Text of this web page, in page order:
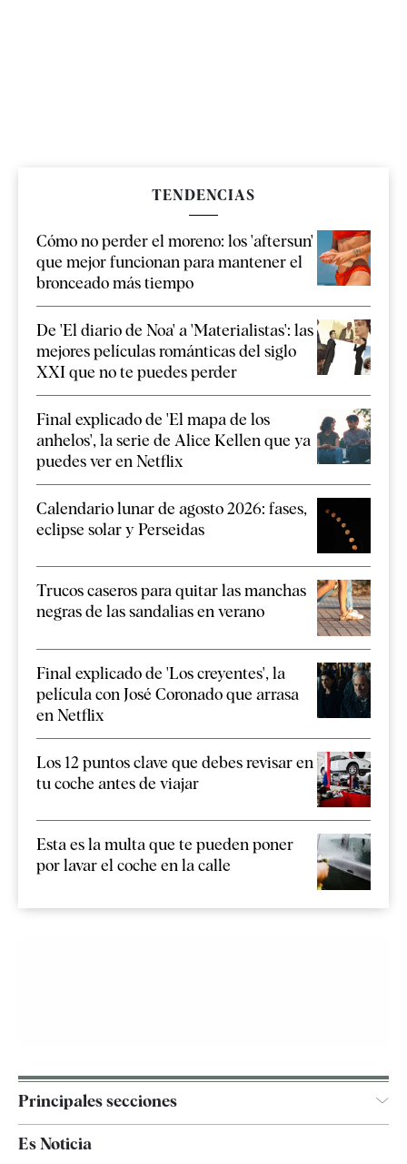
TENDENCIAS
Cómo no perder el moreno: los 'aftersun'
que mejor funcionan para mantener el
bronceado más tiempo
De 'El diario de Noa' a 'Materialistas': las
mejores películas románticas del siglo
XXI que no te puedes perder
Final explicado de 'El mapa de los
anhelos', la serie de Alice Kellen que ya
puedes ver en Netflix
Calendario lunar de agosto 2026: fases,
eclipse solar y Perseidas
Trucos caseros para quitar las manchas
negras de las sandalias en verano
Final explicado de 'Los creyentes', la
película con José Coronado que arrasa
en Netflix
Los 12 puntos clave que debes revisar en
tu coche antes de viajar
Esta es la multa que te pueden poner
por lavar el coche en la calle
Principales secciones
Es Noticia